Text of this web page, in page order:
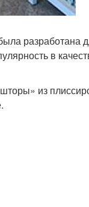
разработана
в
из